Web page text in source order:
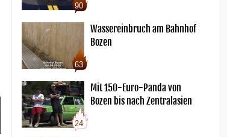
90
63
Wassereinbruch am Bahnhof
Bozen
24
Mit 150-Euro-Panda von
Bozen bis nach Zentralasien